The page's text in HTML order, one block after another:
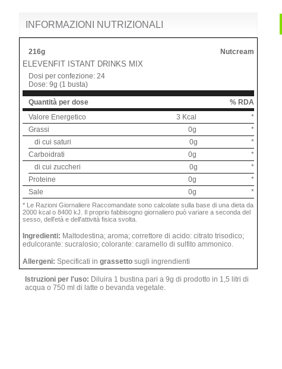
INFORMAZIONI NUTRIZIONALI
216g Nutcream
ELEVENFIT ISTANT DRINKS MIX
Dosi per confezione: 24
Dose: 9g (1 busta)
Quantità per dose
% RDA
Valore Energetico
3 Kcal
*
Grassi
0g
*
di cui saturi
0g
*
Carboidrati
0g
*
di cui zuccheri
0g
*
Proteine
0g
*
Sale
0g *
* Le Razioni Giornaliere Raccomandate sono calcolate sulla base di una dieta da
2000 kcal o 8400 kJ. Il proprio fabbisogno giornaliero può variare a seconda del
sesso, dell'età e dell'attività fisica svolta.
Ingredienti: Maltodestina; aroma; correttore di acido: citrato trisodico;
edulcorante: sucralosio; colorante: caramello di sulfito ammonico.
Allergeni: Specificati in grassetto sugli ingrendienti
Istruzioni per l'uso: Diluira 1 bustina pari a 9g di prodotto in 1,5 litri di
acqua o 750 ml di latte o bevanda vegetale.